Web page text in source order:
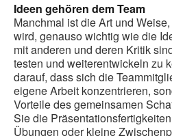
Ideen gehören dem Team
Manchmal ist die Art und
wird, genauso wichtig wie die
mit anderen und deren Kritik
testen und weiterentwickeln zu
darauf, dass sich die
eigene Arbeit konzentrieren,
Vorteile des gemeinsamen
Sie die
Übungen oder kleine